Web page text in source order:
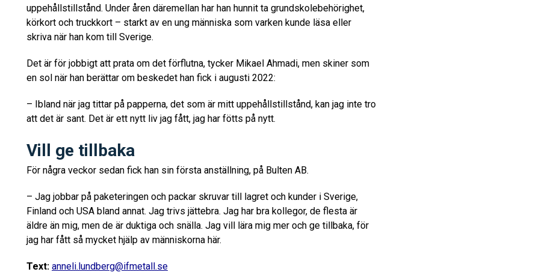
uppehållstillstånd. Under åren däremellan har han hunnit ta grundskolebehörighet,
körkort och truckkort – starkt av en ung människa som varken kunde läsa eller
skriva när han kom till Sverige.
Det är för jobbigt att prata om det förflutna, tycker Mikael Ahmadi, men skiner som
en sol när han berättar om beskedet han fick i augusti 2022:
– Ibland när jag tittar på papperna, det som är mitt uppehållstillstånd, kan jag inte tro
att det är sant. Det är ett nytt liv jag fått, jag har fötts på nytt.
Vill ge tillbaka
För några veckor sedan fick han sin första anställning, på Bulten AB.
– Jag jobbar på paketeringen och packar skruvar till lagret och kunder i Sverige,
Finland och USA bland annat. Jag trivs jättebra. Jag har bra kollegor, de flesta är
äldre än mig, men de är duktiga och snälla. Jag vill lära mig mer och ge tillbaka, för
jag har fått så mycket hjälp av människorna här.
Text: anneli.lundberg@ifmetall.se